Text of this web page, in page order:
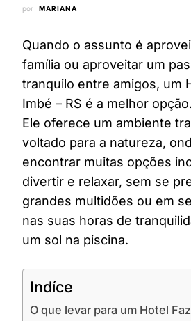
por MARIANA
Quando o assunto é
família ou aproveitar um
tranquilo entre amigos, um
Imbé – RS é a melhor opção.
Ele oferece um ambiente
voltado para a natureza,
encontrar muitas opções
divertir e relaxar, sem se
grandes multidões ou em
nas suas horas de
um sol na piscina.
Indíce
O que levar para um Hotel